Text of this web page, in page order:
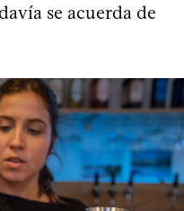
se acuerda de